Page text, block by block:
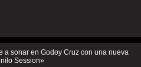
a sonar en Godoy Cruz con una nueva
Session»